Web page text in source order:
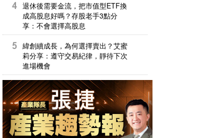
退休後需要金流，把市值型ETF換
成高股息好嗎？存股老手3點分
享：不會選擇高股息
緯創續成長，為何選擇賣出？艾蜜
莉分享：遵守交易紀律，靜待下次
進場機會